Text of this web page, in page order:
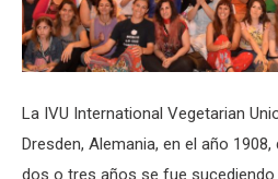
La IVU International Vegetarian
Dresden, Alemania, en el año
dos o tres años se fue